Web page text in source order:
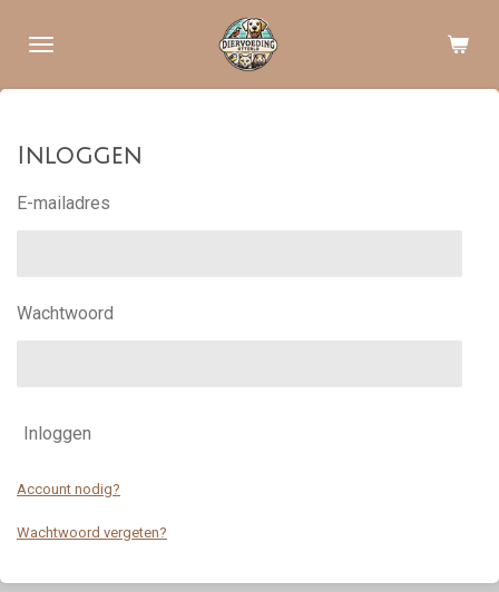
direct
Inloggen
E-mailadres
Wachtwoord
Inloggen
Account nodig?
Wachtwoord vergeten?